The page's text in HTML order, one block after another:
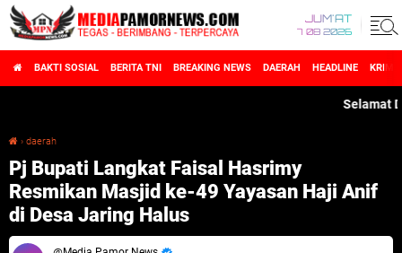
JUM'AT
7 08 2026
BAKTI SOSIAL BERITA TNI BREAKING NEWS DAERAH HEADLINE
Selamat
› daerah
Pj Bupati Langkat Faisal Hasrimy
Resmikan Masjid ke-49 Yayasan Haji Anif
di Desa Jaring Halus